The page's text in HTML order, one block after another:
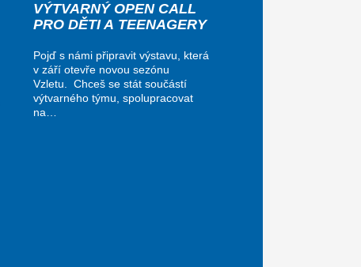
VÝTVARNÝ OPEN CALL
PRO DĚTI A TEENAGERY
Pojď s námi připravit výstavu, která
v září otevře novou sezónu
Vzletu. Chceš se stát součástí
výtvarného týmu, spolupracovat
na…